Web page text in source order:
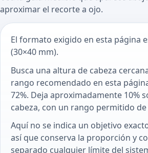
aproximar el recorte a ojo.
El formato exigido en esta página
(30×40 mm).
Busca una altura de cabeza
rango recomendado en esta
72%. Deja aproximadamente 10%
cabeza, con un rango permitido de
Aquí no se indica un objetivo
así que conserva la proporción y
separado cualquier límite del